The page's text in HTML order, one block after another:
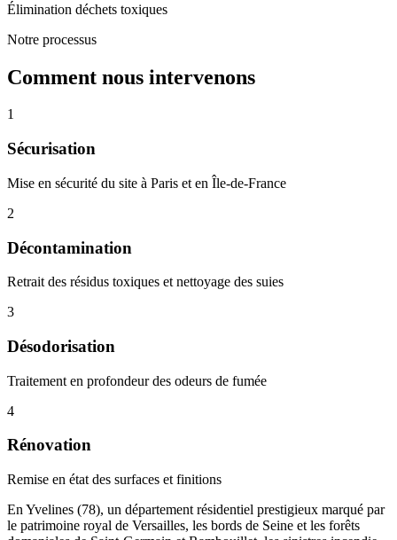
Élimination déchets toxiques
Notre processus
Comment nous intervenons
1
Sécurisation
Mise en sécurité du site à Paris et en Île-de-France
2
Décontamination
Retrait des résidus toxiques et nettoyage des suies
3
Désodorisation
Traitement en profondeur des odeurs de fumée
4
Rénovation
Remise en état des surfaces et finitions
En Yvelines (78), un département résidentiel prestigieux marqué par
le patrimoine royal de Versailles, les bords de Seine et les forêts